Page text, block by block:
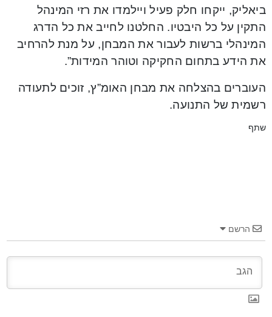
ביאליק, ייקחו חלק פעיל ויילמדו את רזי המינהל
התקין על כל היבטיו. החלטנו לחייב את כל הדרג
המינהלי ברשות לעבור את המבחן, על מנת להרחיב
את הידע בתחום החקיקה וטוהר המידות”.
העוברים בהצלחה את מבחן האומ”ץ, זוכים לתעודה
רשמית של התנועה.
שתף
הרשם